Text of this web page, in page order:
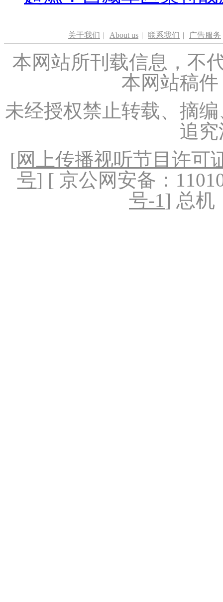
关于我们 | About us | 联系我们 | 广告服务
本网站所刊载信息，不
本网站稿
未经授权禁止转载、摘
追
[网上传播视听节目许可
号] [ 京公网安备：
号-1] 总机